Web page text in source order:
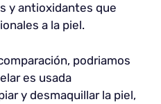
y antioxidantes que
a la piel.
podriamos
es usada
y desmaquillar la piel,